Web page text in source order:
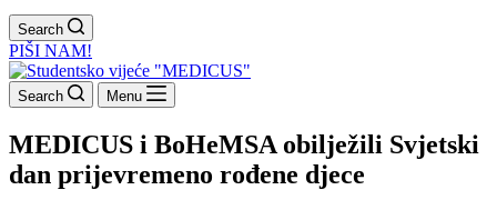
Search
PIŠI NAM!
Search Menu
MEDICUS i BoHeMSA obilježili Svjetski
dan prijevremeno rođene djece